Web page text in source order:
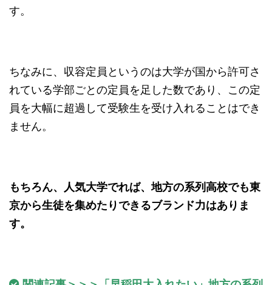
す。
ちなみに、収容定員というのは大学が国から許可さ
れている学部ごとの定員を足した数であり、この定
員を大幅に超過して受験生を受け入れることはでき
ません。
もちろん、人気大学でれば、地方の系列高校でも東
京から生徒を集めたりできるブランド力はありま
す。